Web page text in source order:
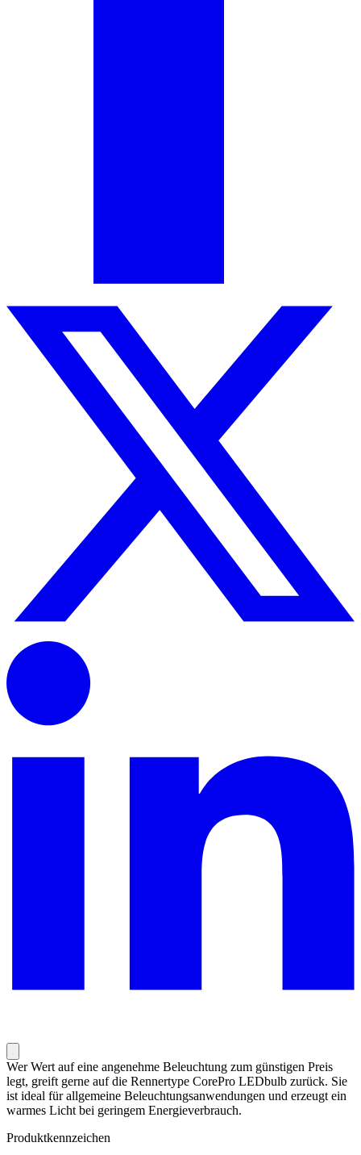
Wer Wert auf eine angenehme Beleuchtung zum günstigen Preis
legt, greift gerne auf die Rennertype CorePro LEDbulb zurück. Sie
ist ideal für allgemeine Beleuchtungsanwendungen und erzeugt ein
warmes Licht bei geringem Energieverbrauch.
Produktkennzeichen